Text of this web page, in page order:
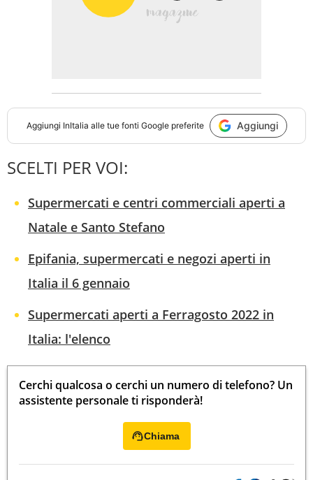
Aggiungi InItalia alle tue fonti Google preferite Aggiungi
SCELTI PER VOI:
Supermercati e centri commerciali aperti a
Natale e Santo Stefano
Epifania, supermercati e negozi aperti in
Italia il 6 gennaio
Supermercati aperti a Ferragosto 2022 in
Italia: l'elenco
Cerchi qualcosa o cerchi un numero di telefono? Un
assistente personale ti risponderà!
Chiama